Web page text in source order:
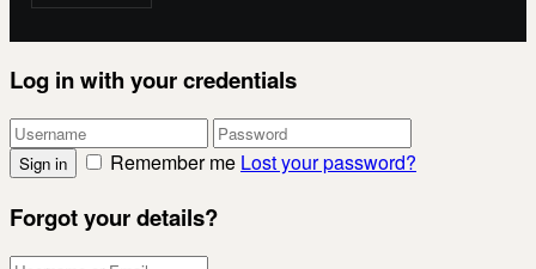
Log in with your credentials
Sign in Remember me Lost your password?
Forgot your details?